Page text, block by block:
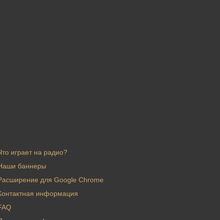
играет на радио?
баннеры
для Google Chrome
информация